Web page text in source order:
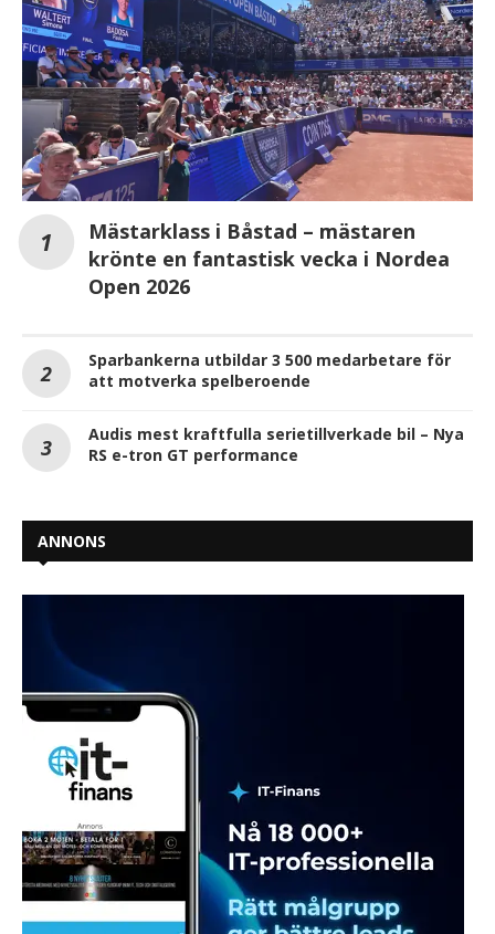
Mästarklass i Båstad – mästaren
krönte en fantastisk vecka i Nordea
Open 2026
Sparbankerna utbildar 3 500 medarbetare för
att motverka spelberoende
Audis mest kraftfulla serietillverkade bil – Nya
RS e-tron GT performance
ANNONS